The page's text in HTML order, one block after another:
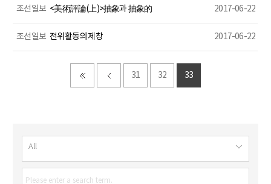
조선일보 <美術評論(上)>抽象과 抽象的 2017-06-22
조선일보 전위활동의 제창 2017-06-22
31 32 33